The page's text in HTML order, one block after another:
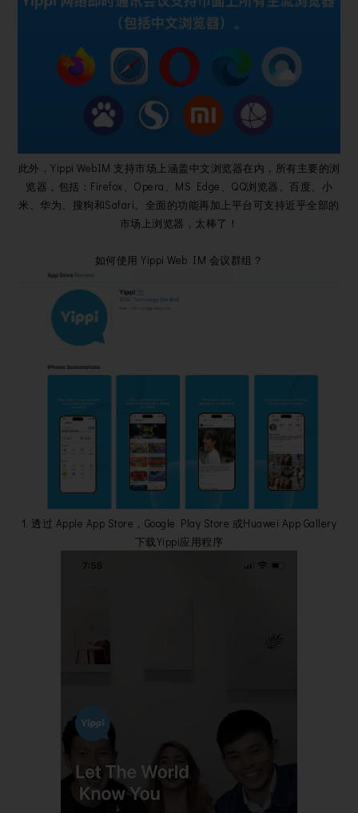
此外，Yippi WebIM 支持市场上涵盖中文浏览器在内，所有主要的浏
览器，包括：Firefox、Opera、MS Edge、QQ浏览器、百度、小
米、华为、搜狗和Safari。全面的功能再加上平台可支持近乎全部的
市场上浏览器，太棒了！
如何使用 Yippi Web IM 会议群组？
1. 透过 Apple App Store，Google Play Store 或Huawei App Gallery
下载Yippi应用程序